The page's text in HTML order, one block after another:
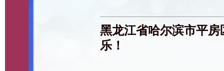
黑龙江省哈尔滨市平
乐！